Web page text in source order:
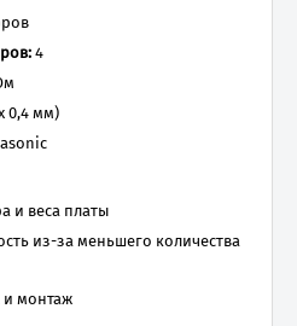
4
0,4 мм)
и веса платы
из-за меньшего количества
монтаж